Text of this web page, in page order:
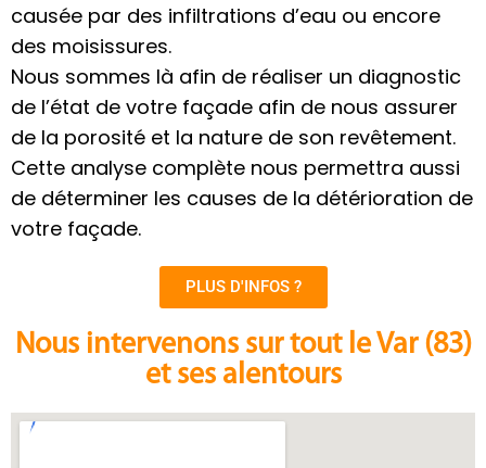
causée par des infiltrations d’eau ou encore
des moisissures.
Nous sommes là afin de réaliser un diagnostic
de l’état de votre façade afin de nous assurer
de la porosité et la nature de son revêtement.
Cette analyse complète nous permettra aussi
de déterminer les causes de la détérioration de
votre façade.
PLUS D'INFOS ?
Nous intervenons sur tout le Var (83)
et ses alentours